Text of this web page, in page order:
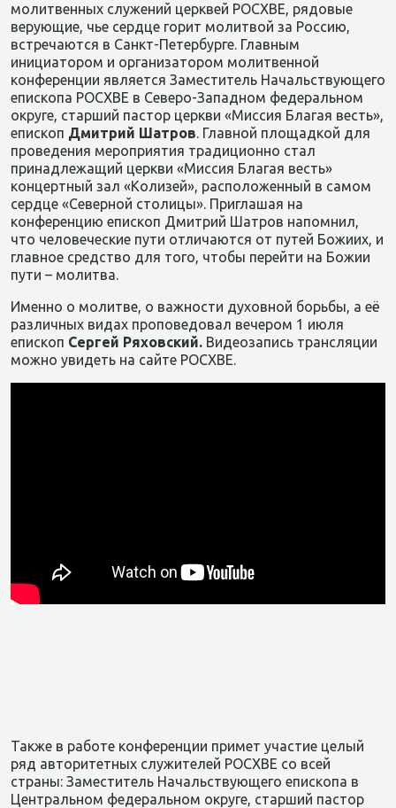
молитвенных служений церквей РОСХВЕ, рядовые
верующие, чье сердце горит молитвой за Россию,
встречаются в Санкт-Петербурге. Главным
инициатором и организатором молитвенной
конференции является Заместитель Начальствующего
епископа РОСХВЕ в Северо-Западном федеральном
округе, старший пастор церкви «Миссия Благая весть»,
епископ Дмитрий Шатров. Главной площадкой для
проведения мероприятия традиционно стал
принадлежащий церкви «Миссия Благая весть»
концертный зал «Колизей», расположенный в самом
сердце «Северной столицы». Приглашая на
конференцию епископ Дмитрий Шатров напомнил,
что человеческие пути отличаются от путей Божиих, и
главное средство для того, чтобы перейти на Божии
пути – молитва.
Именно о молитве, о важности духовной борьбы, а её
различных видах проповедовал вечером 1 июля
епископ Сергей Ряховский. Видеозапись трансляции
можно увидеть на сайте РОСХВЕ.
Также в работе конференции примет участие целый
ряд авторитетных служителей РОСХВЕ со всей
страны: Заместитель Начальствующего епископа в
Центральном федеральном округе, старший пастор